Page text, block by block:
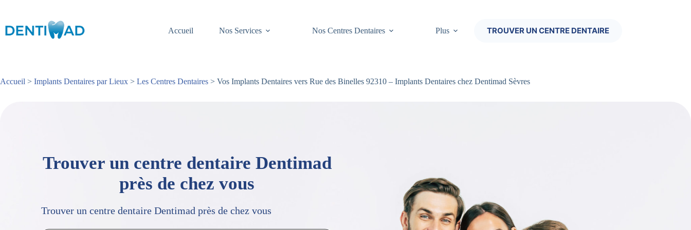
Accueil
Nos Services Nos Centres Dentaires Plus TROUVER UN CENTRE DENTAIRE
Accueil > Implants Dentaires par Lieux > Les Centres Dentaires > Vos Implants Dentaires vers Rue des Binelles 92310 – Implants Dentaires chez Dentimad Sèvres
Trouver un centre dentaire Dentimad
près de chez vous
Trouver un centre dentaire Dentimad près de chez vous